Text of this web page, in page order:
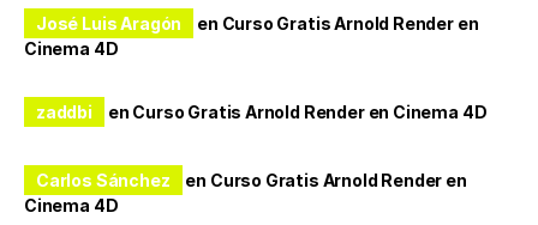
José Luis Aragón en Curso Gratis Arnold Render en
Cinema 4D
zaddbi en Curso Gratis Arnold Render en Cinema 4D
Carlos Sánchez en Curso Gratis Arnold Render en
Cinema 4D